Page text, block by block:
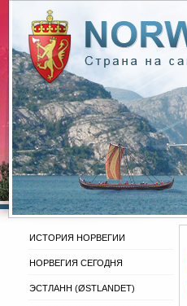
ИСТОРИЯ НОРВЕГИИ
НОРВЕГИЯ СЕГОДНЯ
ЭСТЛАНН (ØSTLANDET)